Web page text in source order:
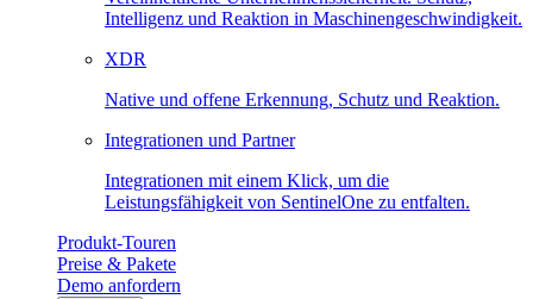
Intelligenz und Reaktion in Maschinen­geschwindigkeit.
XDR
Native und offene Erkennung, Schutz und Reaktion.
Integrationen und Partner
Integrationen mit einem Klick, um die
Leistungsfähigkeit von SentinelOne zu entfalten.
Produkt-Touren
Preise & Pakete
Demo anfordern